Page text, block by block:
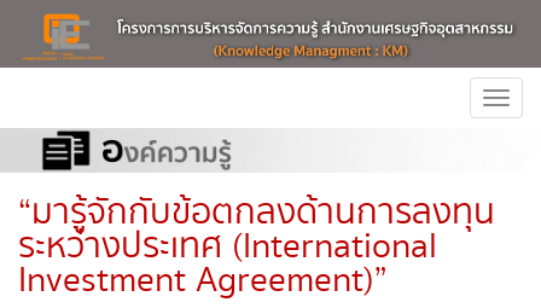
“มารู้จักกับข้อตกลงด้านการลงทุน
ระหว่างประเทศ (International
Investment Agreement)”